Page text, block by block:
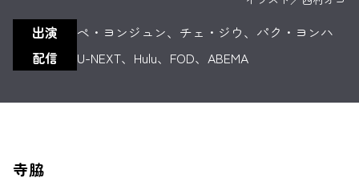
出演
ペ・ヨンジュン、チェ・ジウ、パク・ヨンハ
配信
U-NEXT、Hulu、FOD、ABEMA
寺脇